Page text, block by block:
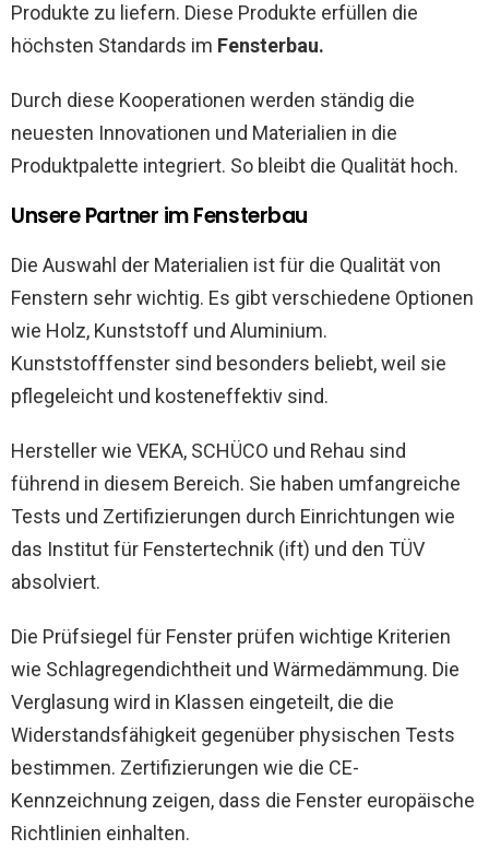
Produkte zu liefern. Diese Produkte erfüllen die
höchsten Standards im Fensterbau.
Durch diese Kooperationen werden ständig die
neuesten Innovationen und Materialien in die
Produktpalette integriert. So bleibt die Qualität hoch.
Unsere Partner im Fensterbau
Die Auswahl der Materialien ist für die Qualität von
Fenstern sehr wichtig. Es gibt verschiedene Optionen
wie Holz, Kunststoff und Aluminium.
Kunststofffenster sind besonders beliebt, weil sie
pflegeleicht und kosteneffektiv sind.
Hersteller wie VEKA, SCHÜCO und Rehau sind
führend in diesem Bereich. Sie haben umfangreiche
Tests und Zertifizierungen durch Einrichtungen wie
das Institut für Fenstertechnik (ift) und den TÜV
absolviert.
Die Prüfsiegel für Fenster prüfen wichtige Kriterien
wie Schlagregendichtheit und Wärmedämmung. Die
Verglasung wird in Klassen eingeteilt, die die
Widerstandsfähigkeit gegenüber physischen Tests
bestimmen. Zertifizierungen wie die CE-
Kennzeichnung zeigen, dass die Fenster europäische
Richtlinien einhalten.